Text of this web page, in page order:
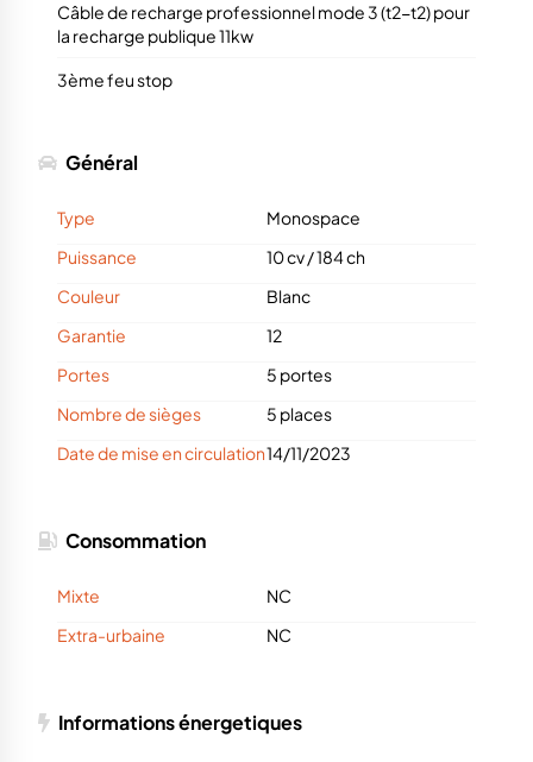
Câble de recharge professionnel mode 3 (t2-t2) pour
la recharge publique 11kw
3ème feu stop
Général
Type
Monospace
Puissance
10 cv/184 ch
Couleur
Blanc
Garantie
12
Portes
5 portes
Nombre de sièges
5 places
Date de mise en circulation14/11/2023
Consommation
Mixte
NC
Extra-urbaine
NC
Informations énergetiques